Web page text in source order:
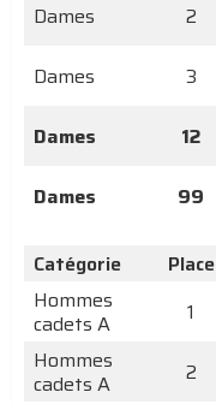
Dames
2
Dames
3
Dames
12
Dames
99
Catégorie Place
Hommes
cadets A
1
Hommes
cadets A
2